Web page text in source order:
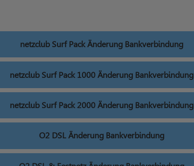
netzclub Surf Pack Änderung Bankverbindung
netzclub Surf Pack 1000 Änderung Bankverbindung
netzclub Surf Pack 2000 Änderung Bankverbindung
O2 DSL Änderung Bankverbindung